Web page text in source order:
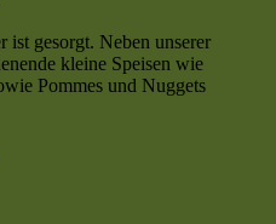
gesorgt. Neben unserer
kleine Speisen wie
Pommes und Nuggets